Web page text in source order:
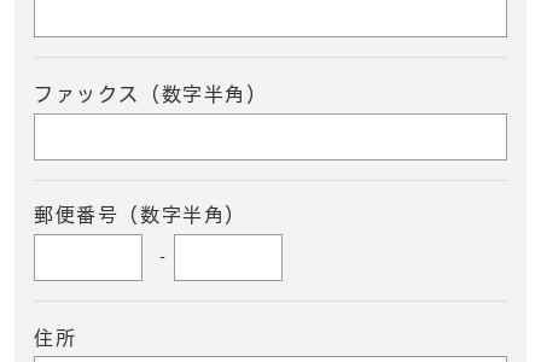
ファックス（数字半角）
郵便番号（数字半角）
-
住所